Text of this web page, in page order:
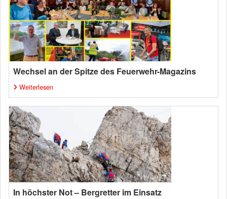
Wechsel an der Spitze des Feuerwehr-Magazins
Weiterlesen
In höchster Not – Bergretter im Einsatz